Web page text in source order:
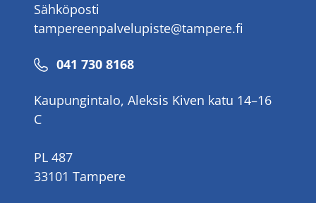
Sähköposti
tampereenpalvelupiste@tampere.fi
Puhelinnumero
041 730 8168
Kaupungintalo, Aleksis Kiven katu 14–16
C
PL 487
33101 Tampere